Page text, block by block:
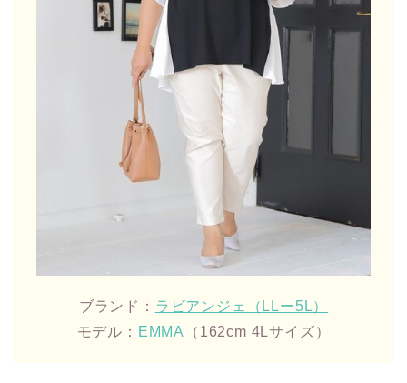
ブランド： ラビアンジェ（LLー5L）
モデル： EMMA （162cm 4Lサイズ）